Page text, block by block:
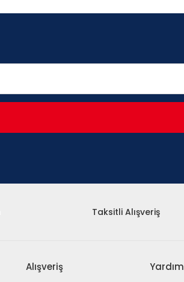
Taksitli Alışveriş
Alışveriş Yardım